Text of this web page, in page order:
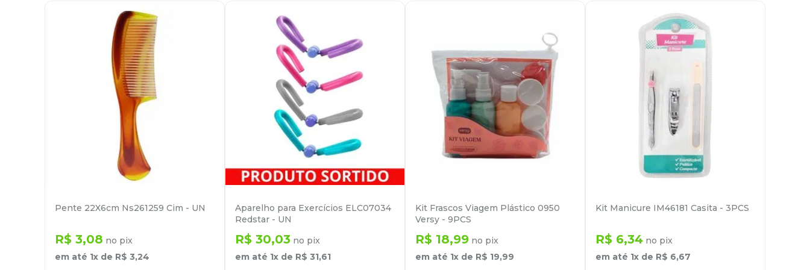
Pente 22X6cm Ns261259 Cim - UN
R$ 3,08 no pix
em até 1x de R$ 3,24
Aparelho para Exercícios ELC07034
Redstar - UN
R$ 30,03 no pix
em até 1x de R$ 31,61
Kit Frascos Viagem Plástico 0950
Versy - 9PCS
R$ 18,99 no pix
em até 1x de R$ 19,99
Kit Manicure IM46181 Casita - 3PCS
R$ 6,34 no pix
em até 1x de R$ 6,67